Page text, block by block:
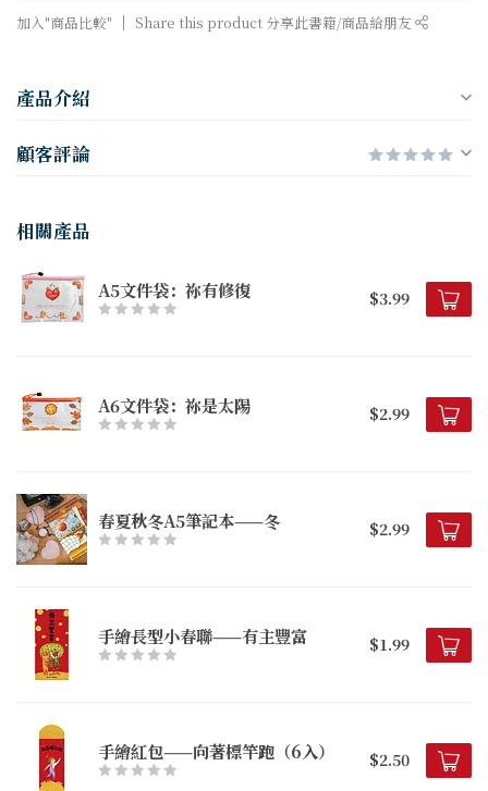
加入"商品比較" Share this product 分享此書籍/商品給朋友
產品介紹
顧客評論
相關產品
A5文件袋：祢有修復 $3.99
A6文件袋：祢是太陽 $2.99
春夏秋冬A5筆記本——冬 $2.99
手繪長型小春聯——有主豐富 $1.99
手繪紅包——向著標竿跑（6入） $2.50